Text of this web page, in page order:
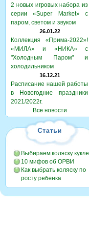
2 новых игровых набора из
серии «Super Market» с
паром, светом и звуком
26.01.22
Коллекция «Прима-2022»!
«МИЛА» и «НИКА» с
"Холодным Паром" и
холодильником
16.12.21
Расписание нашей работы
в Новогодние праздники
2021/2022г.
Все новости
Статьи
Выбираем коляску кукле
10 мифов об ОРВИ
Как выбрать коляску по
росту ребенка